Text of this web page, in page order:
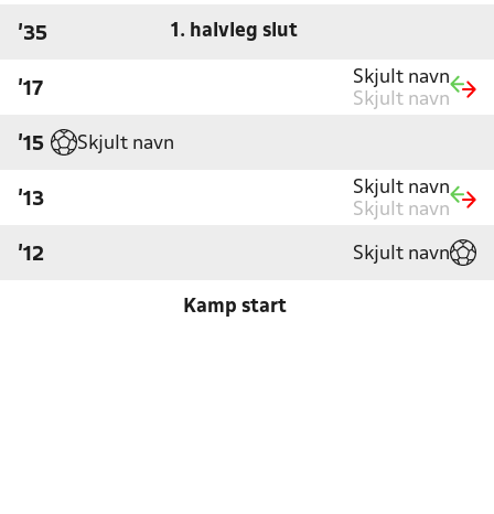
'35 1. halvleg slut
'17
Skjult navn
Skjult navn
'15 Skjult navn
'13
Skjult navn
Skjult navn
'12 Skjult navn
Kamp start